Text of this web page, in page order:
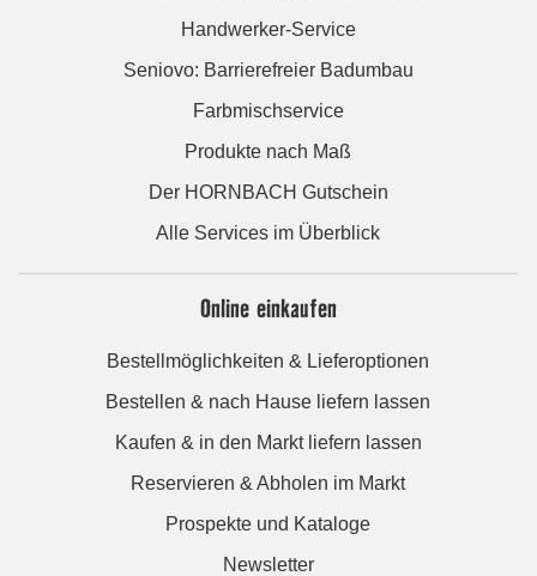
Handwerker-Service
Seniovo: Barrierefreier Badumbau
Farbmischservice
Produkte nach Maß
Der HORNBACH Gutschein
Alle Services im Überblick
Online einkaufen
Bestellmöglichkeiten & Lieferoptionen
Bestellen & nach Hause liefern lassen
Kaufen & in den Markt liefern lassen
Reservieren & Abholen im Markt
Prospekte und Kataloge
Newsletter